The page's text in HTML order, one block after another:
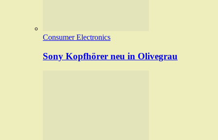
Consumer Electronics
Sony Kopfhörer neu in Olivegrau